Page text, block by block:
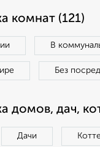
комнат (121)
В
Без
домов, дач,
Дачи